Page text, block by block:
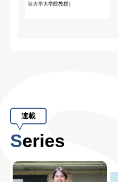
祉大学大学院教授）
連載
Series